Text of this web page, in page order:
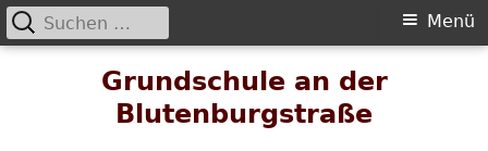
Grundschule an der
Blutenburgstraße
Primäres
Menü
Suchen
nach: